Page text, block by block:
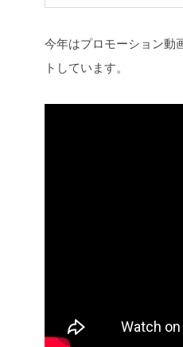
今年はプロモーション動
トしています。